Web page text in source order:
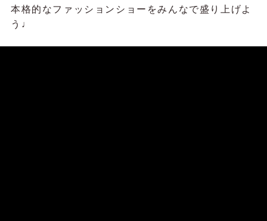
本格的なファッションショーをみんなで盛り上げよ
う♩